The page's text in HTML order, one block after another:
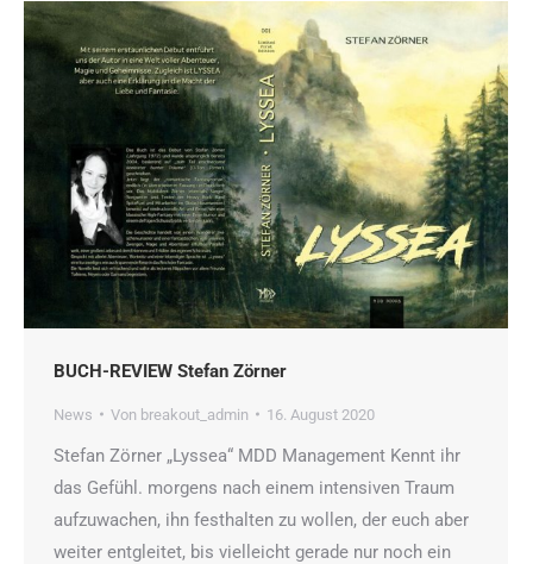
BUCH-REVIEW Stefan Zörner
News Von breakout_admin 16. August 2020
Stefan Zörner „Lyssea“ MDD Management Kennt ihr
das Gefühl. morgens nach einem intensiven Traum
aufzuwachen, ihn festhalten zu wollen, der euch aber
weiter entgleitet, bis vielleicht gerade nur noch ein